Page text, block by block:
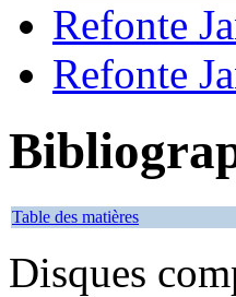
Refonte
Refonte
Table des matières
Disques